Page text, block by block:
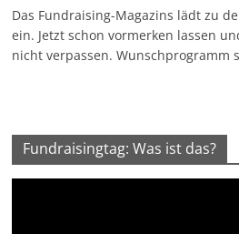
Das Fundraising-Magazins lädt zu
ein. Jetzt schon vormerken lassen
nicht verpassen. Wunschprogramm
Fundraisingtag: Was ist das?